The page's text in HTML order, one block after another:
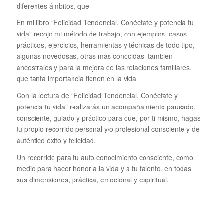
diferentes ámbitos, que
En mi libro “Felicidad Tendencial. Conéctate y potencia tu
vida” recojo mi método de trabajo, con ejemplos, casos
prácticos, ejercicios, herramientas y técnicas de todo tipo,
algunas novedosas, otras más conocidas, también
ancestrales y para la mejora de las relaciones familiares,
que tanta importancia tienen en la vida
Con la lectura de “Felicidad Tendencial. Conéctate y
potencia tu vida” realizarás un acompañamiento pausado,
consciente, guiado y práctico para que, por ti mismo, hagas
tu propio recorrido personal y/o profesional consciente y de
auténtico éxito y felicidad.
Un recorrido para tu auto conocimiento consciente, como
medio para hacer honor a la vida y a tu talento, en todas
sus dimensiones, práctica, emocional y espiritual.